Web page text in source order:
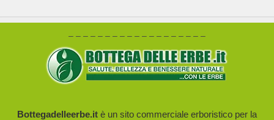
– – – – – – – – – – – – – – – – – – –
Bottegadelleerbe.it è un sito commerciale erboristico per la